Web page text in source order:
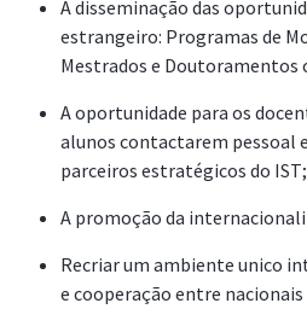
A disseminação das
estrangeiro: Programas de
Mestrados e Doutoramentos
A oportunidade para os
alunos contactarem pessoal
parceiros estratégicos do IST;
A promoção da
Recriar um ambiente unico
e cooperação entre